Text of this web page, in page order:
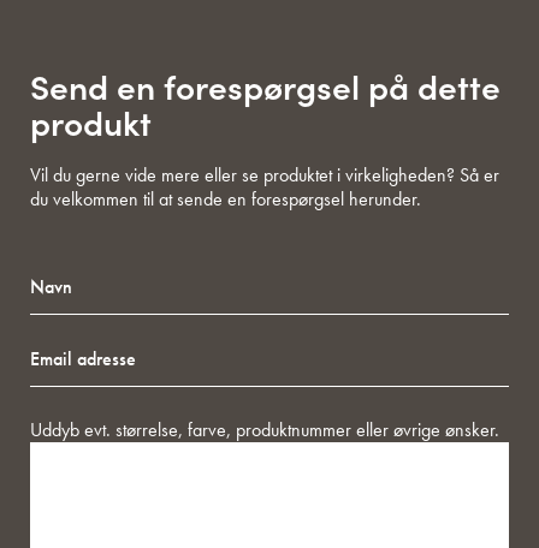
Send en forespørgsel på dette
produkt
Vil du gerne vide mere eller se produktet i virkeligheden? Så er
du velkommen til at sende en forespørgsel herunder.
adresse
Besked
Uddyb evt. størrelse, farve, produktnummer eller øvrige ønsker.